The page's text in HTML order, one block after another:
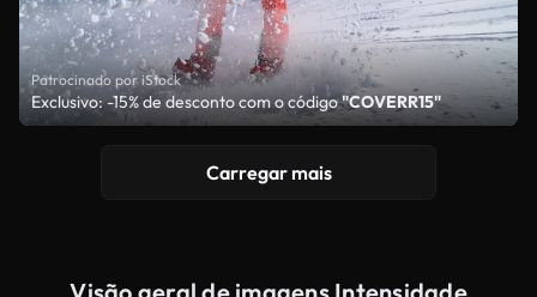
Patrocinado por iStock
Exclusivo: -15% de desconto com o código"COVERR15"
Carregar mais